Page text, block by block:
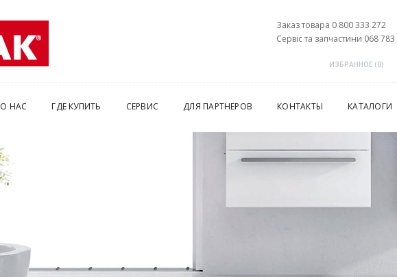
Заказ товара 0 800 333 272
Сервіс та запчастини 068
ИЗБРАННОЕ (0)
О НАС ГДЕ КУПИТЬ СЕРВИС ДЛЯ ПАРТНЕРОВ КОНТАКТЫ КАТАЛОГИ